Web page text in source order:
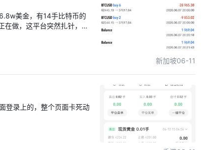
美金，有14手比特币的
做，这平台突然扎针，扎
左右，根本都没跌破
电话打不通，我要追回我
新加坡06-11
登录上的，整个页面卡死动